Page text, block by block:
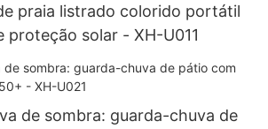
praia listrado colorido portátil
proteção solar - XH-U011
de sombra: guarda-chuva de